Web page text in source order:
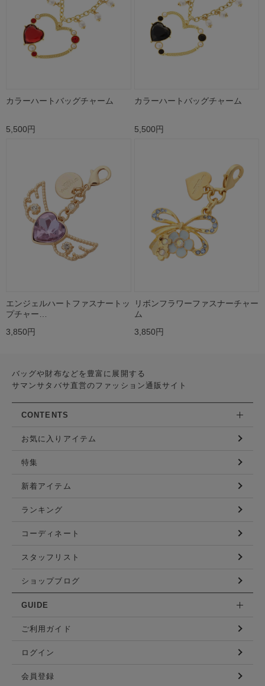
カラーハートバッグチャーム
5,500円
カラーハートバッグチャーム
5,500円
エンジェルハートファスナートッ
プチャー…
3,850円
リボンフラワーファスナーチャー
ム
3,850円
バッグや財布などを豊富に展開する
サマンサタバサ直営のファッション通販サイト
CONTENTS
お気に入りアイテム
特集
新着アイテム
ランキング
コーディネート
スタッフリスト
ショップブログ
GUIDE
ご利用ガイド
ログイン
会員登録